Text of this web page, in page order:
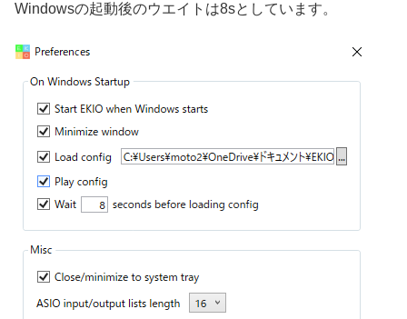
Windowsの起動後のウエイトは8sとしています。